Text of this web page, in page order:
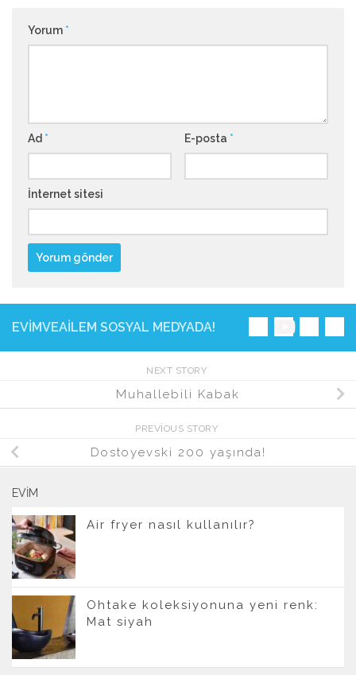
Yorum *
Ad * E-posta *
İnternet sitesi
EVIMVEAILEM SOSYAL MEDYADA!
NEXT STORY
Muhallebili Kabak
PREVIOUS STORY
Dostoyevski 200 yaşında!
EVIM
Air fryer nasıl kullanılır?
Ohtake koleksiyonuna yeni renk:
Mat siyah